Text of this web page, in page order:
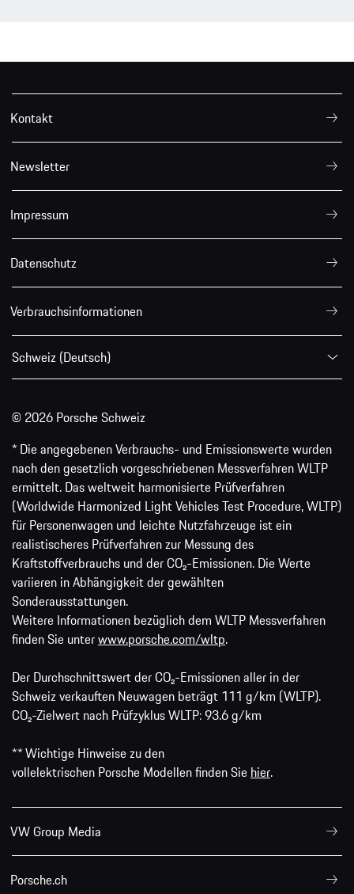
Kontakt
Newsletter
Impressum
Datenschutz
Verbrauchsinformationen
Schweiz (Deutsch)
© 2026 Porsche Schweiz
* Die angegebenen Verbrauchs- und Emissionswerte wurden
nach den gesetzlich vorgeschriebenen Messverfahren WLTP
ermittelt. Das weltweit harmonisierte Prüfverfahren
(Worldwide Harmonized Light Vehicles Test Procedure, WLTP)
für Personenwagen und leichte Nutzfahrzeuge ist ein
realistischeres Prüfverfahren zur Messung des
Kraftstoffverbrauchs und der CO₂-Emissionen. Die Werte
variieren in Abhängigkeit der gewählten
Sonderausstattungen.
Weitere Informationen bezüglich dem WLTP Messverfahren
finden Sie unterwww.porsche.com/wltp.
Der Durchschnittswert der CO₂-Emissionen aller in der
Schweiz verkauften Neuwagen beträgt 111 g/km (WLTP).
CO₂-Zielwert nach Prüfzyklus WLTP: 93.6 g/km
** Wichtige Hinweise zu den
vollelektrischen Porsche Modellen finden Sie hier.
VW Group Media
Porsche.ch